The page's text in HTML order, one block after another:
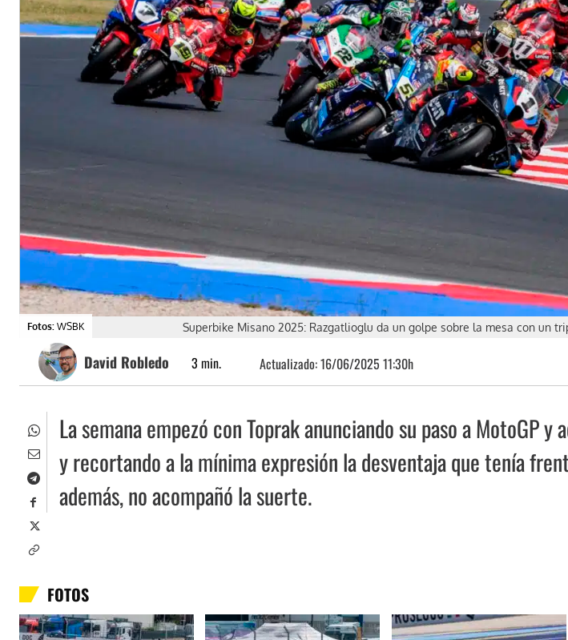
Superbike Misano 2025: Razgatlioglu da un golpe sobre la mesa con un
Fotos: WSBK
David Robledo 3 min. Actualizado:16/06/2025 11:30h
La semana empezó con Toprak anunciando su paso a MotoGP
y recortando a la mínima expresión la desventaja que tenía
además, no acompañó la suerte.
FOTOS